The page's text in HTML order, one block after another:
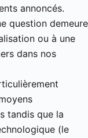
annoncés.
question demeure
ou à une
dans nos
tandis que la
(le